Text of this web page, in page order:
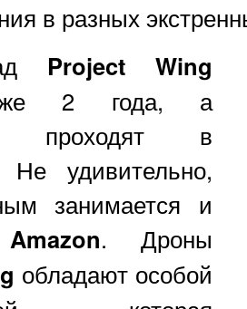
в разных
Project Wing
2 года, а
проходят в
Не удивительно,
занимается и
Amazon. Дроны
обладают особой